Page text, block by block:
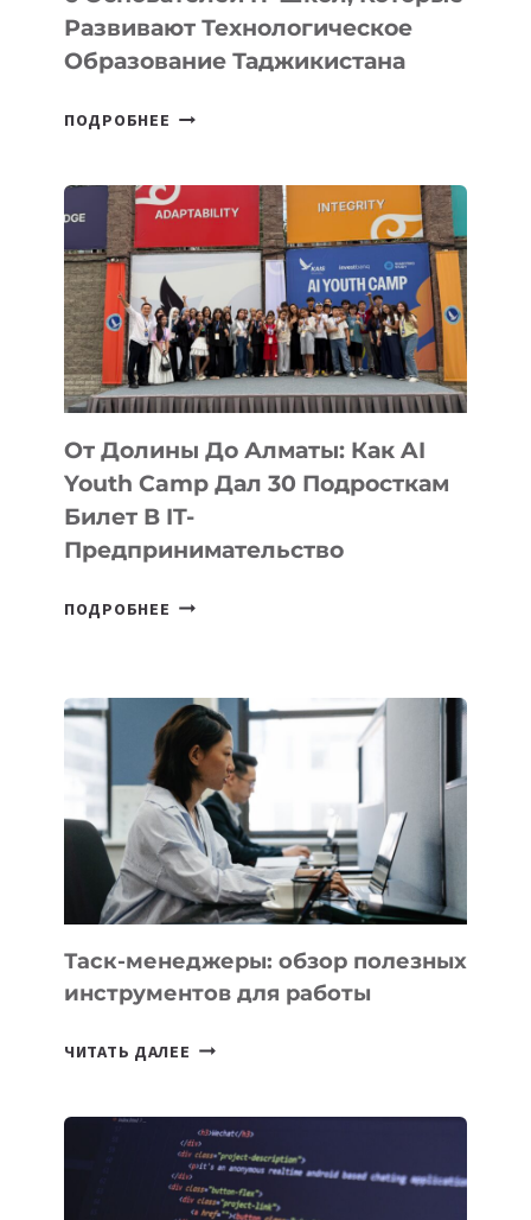
Развивают Технологическое
Образование Таджикистана
ПОДРОБНЕЕ
ШКОЛ,
РАЗВИВАЮТ
ТЕХНОЛОГИЧЕСКОЕ
ОБРАЗОВАНИЕ
ТАДЖИКИСТАНА
От Долины До Алматы: Как AI
Youth Camp Дал 30 Подросткам
Билет В IT-
Предпринимательство
ПОДРОБНЕЕ ОТ
КАК
YOUTH
CAMP
ДАЛ
30
ПОДРОСТКАМ
БИЛЕТ
В
IT-
Таск-менеджеры: обзор полезных
инструментов для работы
ЧИТАТЬ ДАЛЕЕ ТАСК-
ПОЛЕЗНЫХ
ИНСТРУМЕНТОВ
ДЛЯ